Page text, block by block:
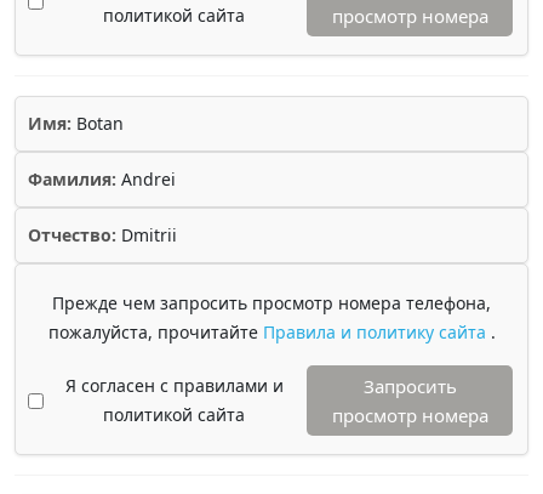
политикой сайта
просмотр номера
Имя: Botan
Фамилия: Andrei
Отчество: Dmitrii
Прежде чем запросить просмотр номера телефона,
пожалуйста, прочитайте Правила и политику сайта .
Я согласен с правилами и
политикой сайта
Запросить
просмотр номера